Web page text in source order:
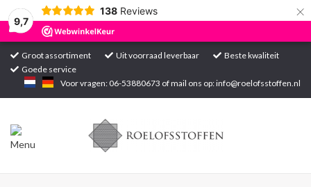
9,7
138 Reviews ×
Groot assortiment Uit voorraad leverbaar
Beste kwaliteit
Goede service
Voor vragen: 06-53880673 of mail ons op:info@roelofsstoffen.nl
Home